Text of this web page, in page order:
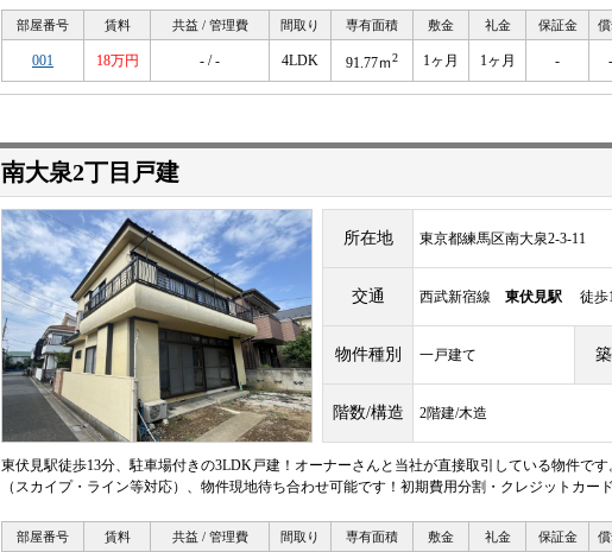
部屋番号 賃料 共益 / 管理費 間取り 専有面積 敷金 礼金 保証金
001 18万円 - / - 4LDK 91.77ｍ2 1ヶ月 1ヶ月 - -
南大泉2丁目戸建
所在地 東京都練馬区南大泉2-3-11
交通 西武新宿線 東伏見駅 徒歩
物件種別 一戸建て
階数/構造 2階建/木造
東伏見駅徒歩13分、駐車場付きの3LDK戸建！オーナーさんと当社が直接取引している物件で
（スカイプ・ライン等対応）、物件現地待ち合わせ可能です！初期費用分割・クレジットカー
部屋番号 賃料 共益 / 管理費 間取り 専有面積 敷金 礼金 保証金